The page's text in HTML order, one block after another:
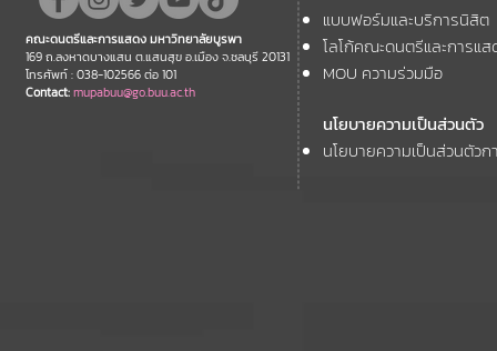
นานาชาติ "ศิลปกรรมวิจัย"
ประจำปี 2569 (FAR 12)
แบบฟอร์มและบริการนิสิต
โลโก้คณะดนตรีและการแส
MOU ความร่วมมือ
นโยบายความเป็นส่วนตัว
นโยบายความเป็นส่วนตัว
คณะดนตรีและการแสดง มหาวิทยาลัยบูรพา
169 ถ.ลงหาดบางแสน ต.แสนสุข อ.เมือง จ.ชลบุรี 20131
โทรศัพท์ : 038-102566 ต่อ 101
Contact:mupabuu@go.buu.ac.th